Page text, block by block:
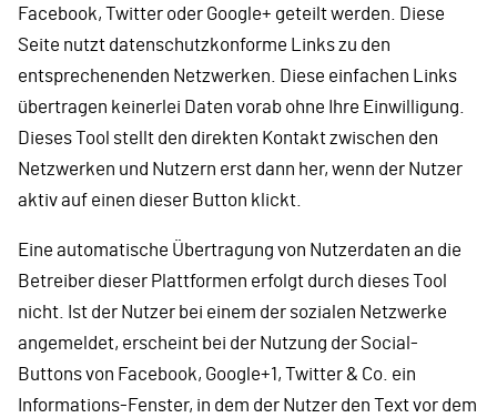
Facebook, Twitter oder Google+ geteilt werden. Diese
Seite nutzt datenschutzkonforme Links zu den
entsprechenenden Netzwerken. Diese einfachen Links
übertragen keinerlei Daten vorab ohne Ihre Einwilligung.
Dieses Tool stellt den direkten Kontakt zwischen den
Netzwerken und Nutzern erst dann her, wenn der Nutzer
aktiv auf einen dieser Button klickt.
Eine automatische Übertragung von Nutzerdaten an die
Betreiber dieser Plattformen erfolgt durch dieses Tool
nicht. Ist der Nutzer bei einem der sozialen Netzwerke
angemeldet, erscheint bei der Nutzung der Social-
Buttons von Facebook, Google+1, Twitter & Co. ein
Informations-Fenster, in dem der Nutzer den Text vor dem